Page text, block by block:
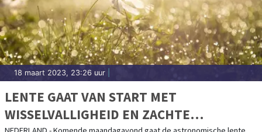
18 maart 2023, 23:26 uur
LENTE GAAT VAN START MET
WISSELVALLIGHEID EN ZACHTE